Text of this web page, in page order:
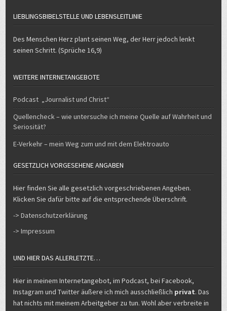
LIEBLINGSBIBELSTELLE UND LEBENSLEITLINIE
Des Menschen Herz plant seinen Weg, der Herr jedoch lenkt
seinen Schritt. (Sprüche 16,9)
WEITERE INTERNETANGEBOTE
Podcast „Journalist und Christ“
Quellencheck – wie untersuche ich meine Quelle auf Wahrheit und
Seriosität?
E-Verkehr – mein Weg zum und mit dem Elektroauto
GESETZLICH VORGESEHENE ANGABEN
Hier finden Sie alle gesetzlich vorgeschriebenen Angeben.
Klicken Sie dafür bitte auf die entsprechende Überschrift.
-> Datenschutzerklärung
-> Impressum
UND HIER DAS ALLERLETZTE…
Hier in meinem Internetangebot, im Podcast, bei Facebook,
Instagram und Twitter äußere ich mich ausschließlich privat. Das
hat nichts mit meinem Arbeitgeber zu tun. Wohl aber verbreite in